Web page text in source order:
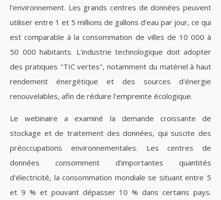
l'environnement. Les grands centres de données peuvent
utiliser entre 1 et 5 millions de gallons d'eau par jour, ce qui
est comparable à la consommation de villes de 10 000 à
50 000 habitants. L'industrie technologique doit adopter
des pratiques "TIC vertes", notamment du matériel à haut
rendement énergétique et des sources d'énergie
renouvelables, afin de réduire l'empreinte écologique.
Le webinaire a examiné la demande croissante de
stockage et de traitement des données, qui suscite des
préoccupations environnementales. Les centres de
données consomment d'importantes quantités
d'électricité, la consommation mondiale se situant entre 5
et 9 % et pouvant dépasser 10 % dans certains pays.